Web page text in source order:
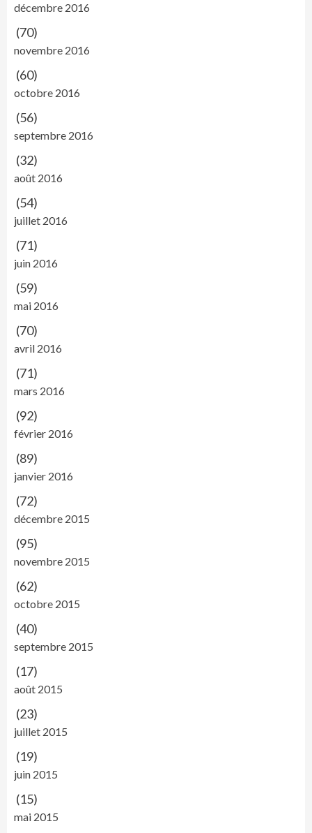
décembre 2016
(70)
novembre 2016
(60)
octobre 2016
(56)
septembre 2016
(32)
août 2016
(54)
juillet 2016
(71)
juin 2016
(59)
mai 2016
(70)
avril 2016
(71)
mars 2016
(92)
février 2016
(89)
janvier 2016
(72)
décembre 2015
(95)
novembre 2015
(62)
octobre 2015
(40)
septembre 2015
(17)
août 2015
(23)
juillet 2015
(19)
juin 2015
(15)
mai 2015